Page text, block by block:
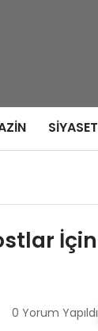
SIYASET
0 Yorum Yapıldı